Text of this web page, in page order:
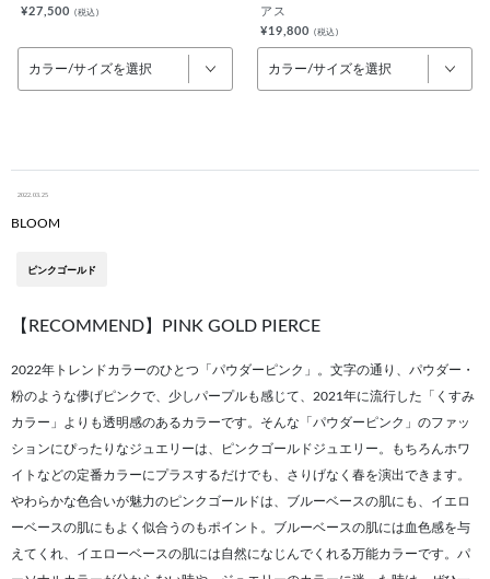
¥27,500 (税込)
カラー/サイズを選択
アス
¥19,800 (税込)
カラー/サイズを選択
2022.03.25
BLOOM
ピンクゴールド
【RECOMMEND】PINK GOLD PIERCE
2022年トレンドカラーのひとつ「パウダーピンク」。文字の通り、パウダー・
粉のような儚げピンクで、少しパープルも感じて、2021年に流行した「くすみ
カラー」よりも透明感のあるカラーです。そんな「パウダーピンク」のファッ
ションにぴったりなジュエリーは、ピンクゴールドジュエリー。もちろんホワ
イトなどの定番カラーにプラスするだけでも、さりげなく春を演出できます。
やわらかな色合いが魅力のピンクゴールドは、ブルーベースの肌にも、イエロ
ーベースの肌にもよく似合うのもポイント。ブルーベースの肌には血色感を与
えてくれ、イエローベースの肌には自然になじんでくれる万能カラーです。パ